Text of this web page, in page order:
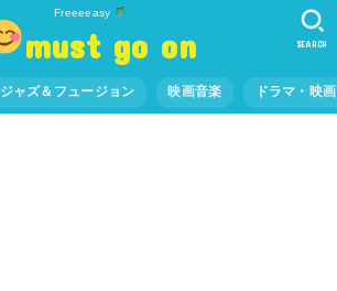
Freeeeasy
must go on
ジャズ＆フュージョン 映画音楽 ドラマ・映
SEARCH